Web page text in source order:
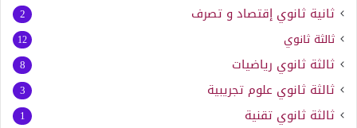
ثانية ثانوي إقتصاد و تصرف 2
ثالثة ثانوي 12
ثالثة ثانوي رياضيات 8
ثالثة ثانوي علوم تجريبية 3
ثالثة ثانوي تقنية 1